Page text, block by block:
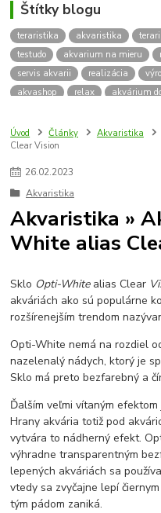
Štítky blogu
teraristika akvaristika
testudo
akvarium na mieru
servis akvarii
realizácia
akvashop
relax akvárium
insektárium
zátuka na
terárium pre korytnačky
skrinka
podstavec
zriaďovanie terária
terárium na
terárium pre suchozemskú
záruka na akvárium
Úvod Články Akvaristika
Clear Vision
26.02.2023
Akvaristika
Akvaristika »
White alias
Sklo Opti-Whitealias Clear
akváriách ako sú populárne
rozšírenejším trendom
Opti-White nemá na rozdiel
nazelenalý nádych, ktorý je
Sklo má preto bezfarebný a
Ďalším veľmi vítaným
Hrany akvária totiž pod
vytvára to nádherný efekt.
výhradne transparentným
lepených akváriách sa
vtedy sa zvyčajne lepí
tým pádom zaniká.